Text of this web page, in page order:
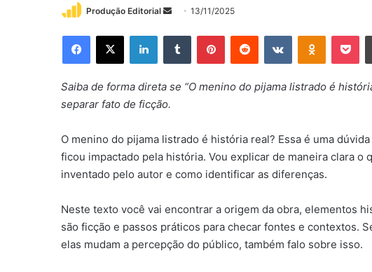
Produção Editorial
Mande
e-
13/11/2025
Facebook
X LinkedinTumblr PinterestReddit VK OK
Saiba de forma direta se “O menino do pijama listrado é
separar fato de ficção.
O menino do pijama listrado é história real? Essa é uma
ficou impactado pela história. Vou explicar de maneira clara o
inventado pelo autor e como identificar as diferenças.
Neste texto você vai encontrar a origem da obra, elementos
são ficção e passos práticos para checar fontes e contextos.
elas mudam a percepção do público, também falo sobre isso.